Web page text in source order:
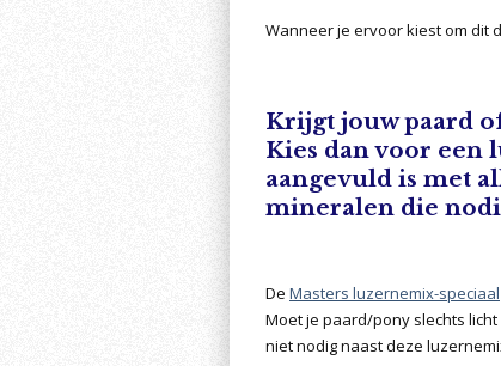
Wanneer je ervoor kiest om dit
Krijgt jouw paard
Kies dan voor een
aangevuld is met
mineralen die
De Masters luzernemix-speciaal
Moet je paard/pony slechts
niet nodig naast deze